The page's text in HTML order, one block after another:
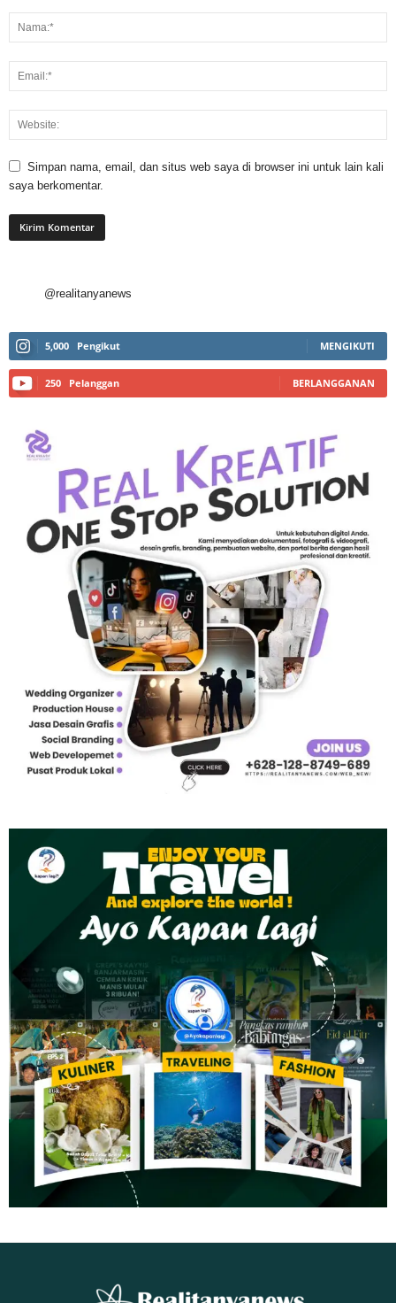
Simpan nama, email, dan situs web saya di browser ini untuk lain kali
saya berkomentar.
@realitanyanews
5,000 Pengikut MENGIKUTI
250 Pelanggan BERLANGGANAN